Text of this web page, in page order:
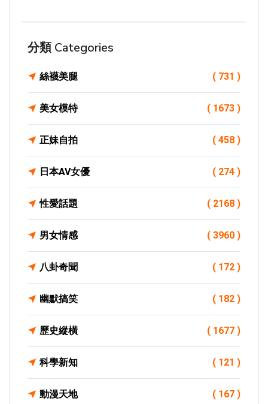
分類 Categories
絲襪美腿 ( 731 )
美女模特 ( 1673 )
正妹自拍 ( 458 )
日本AV女優 ( 274 )
性愛話題 ( 2168 )
男女情感 ( 3960 )
八卦奇聞 ( 172 )
幽默搞笑 ( 182 )
歷史縱橫 ( 1677 )
科學新知 ( 121 )
動漫天地 ( 167 )